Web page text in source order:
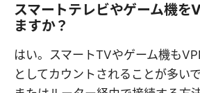
スマートテレビやゲーム機を
ますか？
はい。スマートTVやゲーム機も
としてカウントされることが多い